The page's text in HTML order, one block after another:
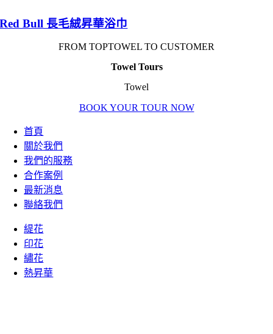
Red Bull 長毛絨昇華浴巾
FROM TOPTOWEL TO CUSTOMER
Towel Tours
Towel
BOOK YOUR TOUR NOW
首頁
關於我們
我們的服務
合作案例
最新消息
聯絡我們
緹花
印花
繡花
熱昇華